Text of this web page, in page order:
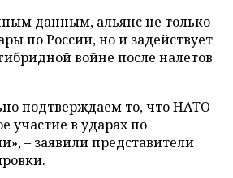
данным, альянс не только
по России, но и задействует
войне после налетов
подтверждаем то, что НАТО
участие в ударах по
– заявили представители